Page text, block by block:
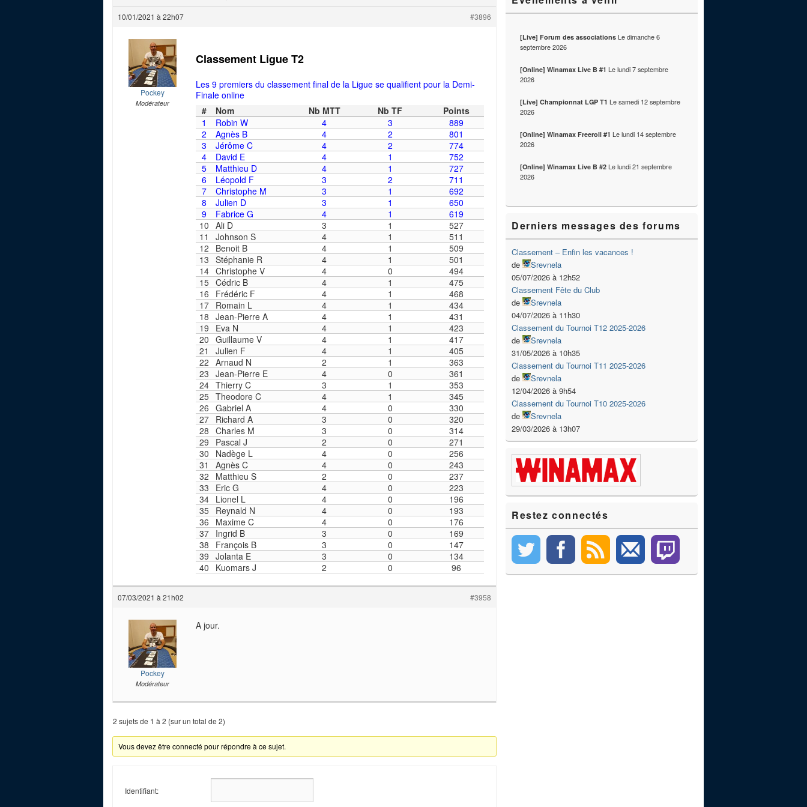
10/01/2021 à 22h07 #3896
Pockey
Modérateur
Classement Ligue T2
Les 9 premiers du classement final de la Ligue se qualifient pour la Demi-
Finale online
#
Nom Nb MTT Nb TF
Points
1
Robin W 4 3
889
2
Agnès B 4 2
801
3
Jérôme C 4 2
774
4
David E 4 1
752
5
Matthieu D 4 1
727
6
Léopold F 3 2
711
7
Christophe M 3 1
692
8
Julien D 3 1
650
9
Fabrice G 4 1
619
10 Ali D 3 1
527
11
Johnson S 4 1
511
12
Benoit B 4 1
509
13 Stéphanie R 4 1
501
14 Christophe V 4 0
494
15 Cédric B 4 1
475
16
Frédéric F 4 1
468
17 Romain L 4 1
434
18 Jean-Pierre A 4 1
431
19
Eva N 4 1
423
20 Guillaume V 4 1
417
21
Julien F 4 1
405
22 Arnaud N 2 1
363
23 Jean-Pierre E 4 0
361
24 Thierry C 3 1
353
25 Theodore C 4 1
345
26 Gabriel A 4 0
330
27 Richard A 3 0
320
28 Charles M 3 0
314
29
Pascal J 2 0
271
30
Nadège L 4 0
256
31
Agnès C 4 0
243
32
Matthieu S 2 0
237
33
Eric G 4 0
223
34 Lionel L 4 0
196
35 Reynald N 4 0
193
36
Maxime C 4 0
176
37 Ingrid B 3 0
169
38
François B 3 0
147
39 Jolanta E 3 0
134
40
Kuomars J 2 0 96
07/03/2021 à 21h02 #3958
Pockey
Modérateur
A jour.
2 sujets de 1 à 2 (sur un total de 2)
Vous devez être connecté pour répondre à ce sujet.
Identifiant:
[Live] Forum des associations Ledimanche 6
septembre 2026
[Online] Winamax Live B #1 Lelundi 7 septembre
2026
[Live] Championnat LGP T1 Lesamedi 12 septembre
2026
[Online] Winamax Freeroll #1 Lelundi 14 septembre
2026
[Online] Winamax Live B #2 Lelundi 21 septembre
2026
Derniers messages des forums
Classement – Enfin les vacances !
de
Srevnela
05/07/2026 à 12h52
Classement Fête du Club
de
Srevnela
04/07/2026 à 11h30
Classement du Tournoi T12 2025-2026
de
Srevnela
31/05/2026 à 10h35
Classement du Tournoi T11 2025-2026
de
Srevnela
12/04/2026 à 9h54
Classement du Tournoi T10 2025-2026
de
Srevnela
29/03/2026 à 13h07
Restez connectés